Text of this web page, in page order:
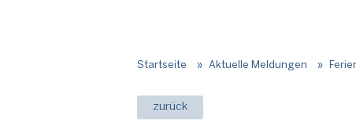
Startseite » Aktuelle Meldungen »
zurück